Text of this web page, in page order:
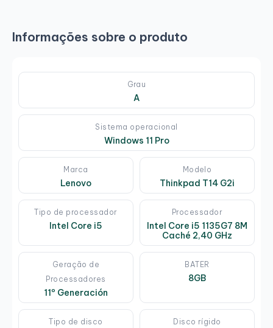
Informações sobre o produto
Grau
A
Sistema operacional
Windows 11 Pro
Marca
Lenovo
Modelo
Thinkpad T14 G2i
Tipo de processador
Intel Core i5
Processador
Intel Core i5 1135G7 8M
Caché 2,40 GHz
Geração de
Processadores
11º Generación
BATER
8GB
Tipo de disco Disco rígido